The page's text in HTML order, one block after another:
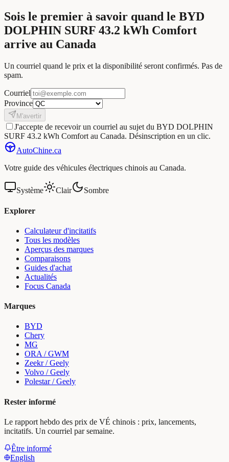
Sois le premier à savoir quand le BYD
DOLPHIN SURF 43.2 kWh Comfort
arrive au Canada
Un courriel quand le prix et la disponibilité seront confirmés. Pas de
spam.
Courriel
Province
M'avertir
J'accepte de recevoir un courriel au sujet du BYD DOLPHIN
SURF 43.2 kWh Comfort au Canada. Désinscription en un clic.
AutoChine.ca
Votre guide des véhicules électriques chinois au Canada.
Système Clair Sombre
Explorer
Calculateur d'incitatifs
Tous les modèles
Aperçus des marques
Comparaisons
Guides d'achat
Actualités
Focus Canada
Marques
BYD
Chery
MG
ORA / GWM
Zeekr / Geely
Volvo / Geely
Polestar / Geely
Rester informé
Le rapport hebdo des prix de VÉ chinois : prix, lancements,
incitatifs. Un courriel par semaine.
Être informé
English